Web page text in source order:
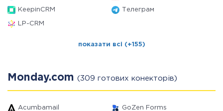
KeepinCRM Телеграм
LP-CRM
показати всі (+155)
Monday.com (309 готових конекторів)
Acumbamail GoZen Forms